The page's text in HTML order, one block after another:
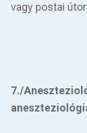
vagy postai
7./